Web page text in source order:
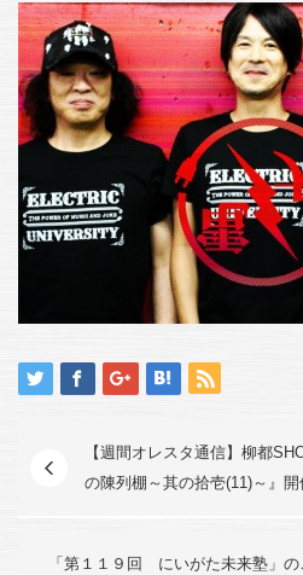
【週間オレスタ通信】柳都
の陳列棚～其の拾壱(11)～』開
「第１１９回 にいがた未来塾」